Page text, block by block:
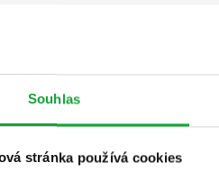
Souhlas
stránka používá cookies